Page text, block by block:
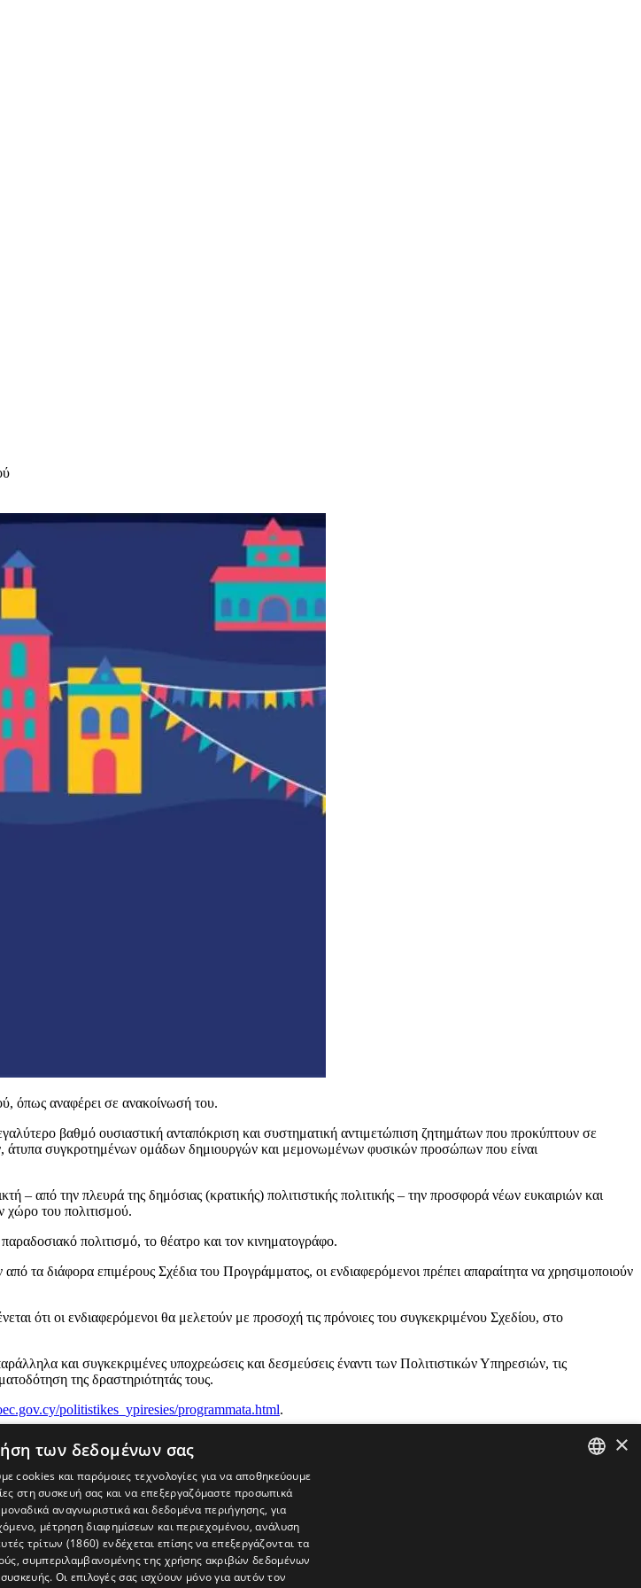
όπως αναφέρει σε ανακοίνωσή του.
βαθμό ουσιαστική ανταπόκριση και συστηματική αντιμετώπιση ζητημάτων που προκύπτουν σε
άτυπα συγκροτημένων ομάδων δημιουργών και μεμονωμένων φυσικών προσώπων που είναι
– από την πλευρά της δημόσιας (κρατικής) πολιτιστικής πολιτικής – την προσφορά νέων ευκαιριών και
χώρο του πολιτισμού.
πολιτισμό, το θέατρο και τον κινηματογράφο.
τα διάφορα επιμέρους Σχέδια του Προγράμματος, οι ενδιαφερόμενοι πρέπει απαραίτητα να χρησιμοποιούν
ότι οι ενδιαφερόμενοι θα μελετούν με προσοχή τις πρόνοιες του συγκεκριμένου Σχεδίου, στο
και συγκεκριμένες υποχρεώσεις και δεσμεύσεις έναντι των Πολιτιστικών Υπηρεσιών, τις
της δραστηριότητάς τους.
politistikes_ypiresies/programmata.html.
×
των δεδομένων σας
cookies και παρόμοιες τεχνολογίες για να αποθηκεύουμε
στη συσκευή σας και να επεξεργαζόμαστε προσωπικά
αναγνωριστικά και δεδομένα περιήγησης, για
μέτρηση διαφημίσεων και περιεχομένου, ανάλυση
τρίτων (1860) ενδέχεται επίσης να επεξεργάζονται τα
συμπεριλαμβανομένης της χρήσης ακριβών δεδομένων
Οι επιλογές σας ισχύουν μόνο για αυτόν τον